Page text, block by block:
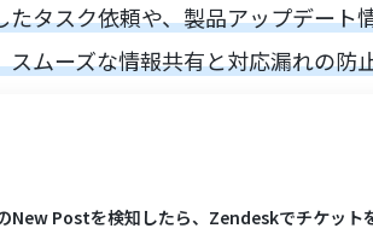
たタスク依頼や、製品アップデー
スムーズな情報共有と対応漏れの防
New Postを検知したら、Zendeskでチケット